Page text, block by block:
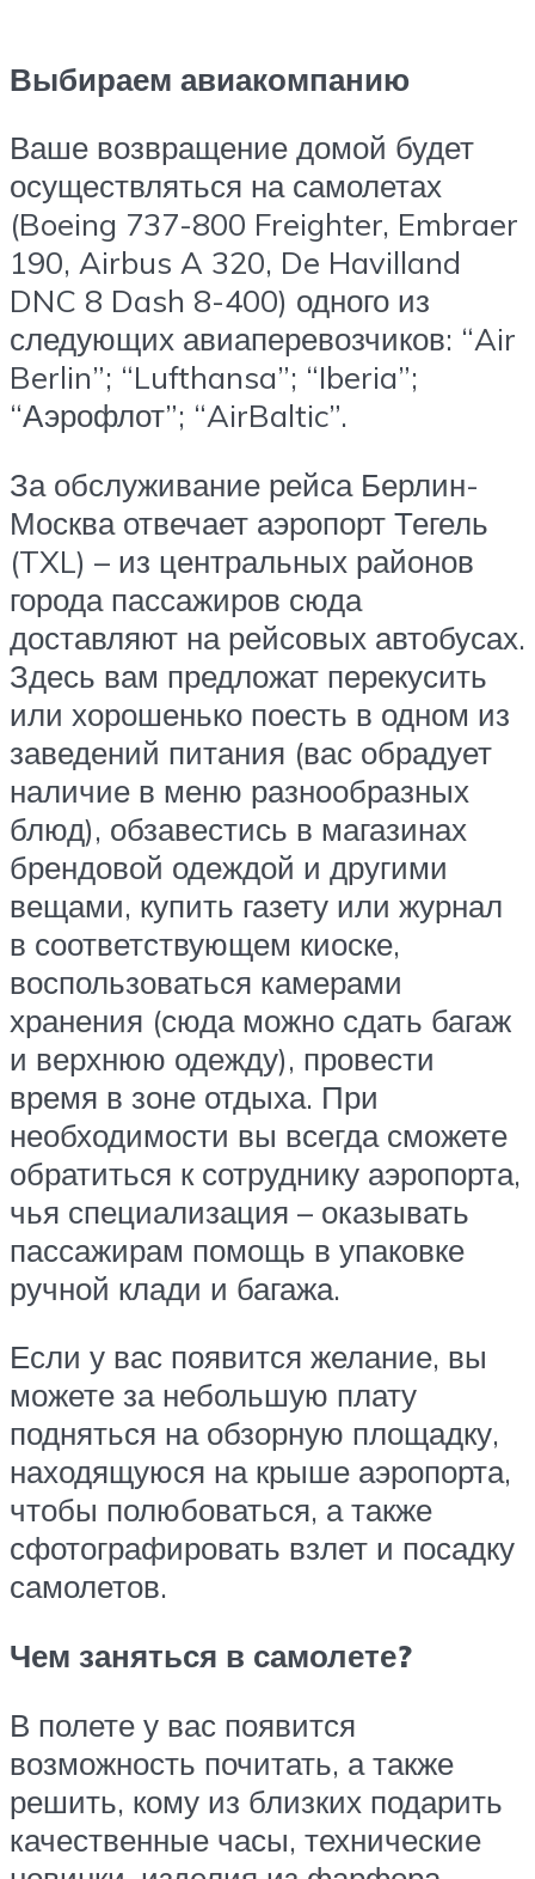
Выбираем авиакомпанию
Ваше возвращение домой будет
осуществляться на самолетах
(Boeing 737-800 Freighter, Embraer
190, Airbus A 320, De Havilland
DNC 8 Dash 8-400) одного из
следующих авиаперевозчиков: “Air
Berlin”; “Lufthansa”; “Iberia”;
“Аэрофлот”; “AirBaltic”.
За обслуживание рейса Берлин-
Москва отвечает аэропорт Тегель
(TXL) – из центральных районов
города пассажиров сюда
доставляют на рейсовых автобусах.
Здесь вам предложат перекусить
или хорошенько поесть в одном из
заведений питания (вас обрадует
наличие в меню разнообразных
блюд), обзавестись в магазинах
брендовой одеждой и другими
вещами, купить газету или журнал
в соответствующем киоске,
воспользоваться камерами
хранения (сюда можно сдать багаж
и верхнюю одежду), провести
время в зоне отдыха. При
необходимости вы всегда сможете
обратиться к сотруднику аэропорта,
чья специализация – оказывать
пассажирам помощь в упаковке
ручной клади и багажа.
Если у вас появится желание, вы
можете за небольшую плату
подняться на обзорную площадку,
находящуюся на крыше аэропорта,
чтобы полюбоваться, а также
сфотографировать взлет и посадку
самолетов.
Чем заняться в самолете?
В полете у вас появится
возможность почитать, а также
решить, кому из близких подарить
качественные часы, технические